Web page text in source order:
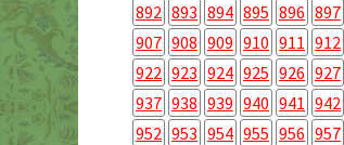
892 893 894 895 896 897
907 908 909 910 911 912
922 923 924 925 926 927
937 938 939 940 941 942
952 953 954 955 956 957